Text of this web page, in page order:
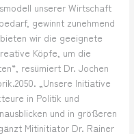
unserer Wirtschaft
gewinnt zunehmend
wir die geeignete
Köpfe, um die
resümiert Dr. Jochen
„Unsere Initiative
in Politik und
und in größeren
Mitinitiator Dr. Rainer